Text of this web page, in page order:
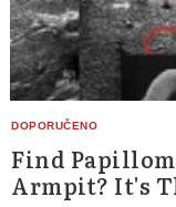
Find
Armpit? It's